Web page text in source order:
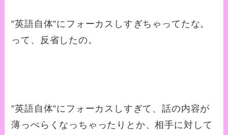
”英語自体”にフォーカスしすぎちゃってたな。
って、反省したの。
”英語自体”にフォーカスしすぎて、話の内容が
薄っぺらくなっちゃったりとか、相手に対して